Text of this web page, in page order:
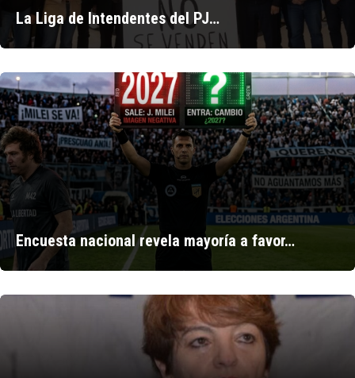
La Liga de Intendentes del PJ…
Encuesta nacional revela mayoría a favor…